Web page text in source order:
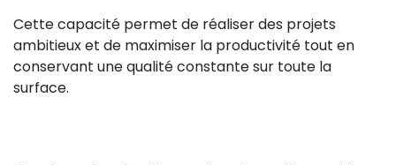
141,50 €
Cette capacité permet de réaliser des projets
ambitieux et de maximiser la productivité tout en
conservant une qualité constante sur toute la
surface.